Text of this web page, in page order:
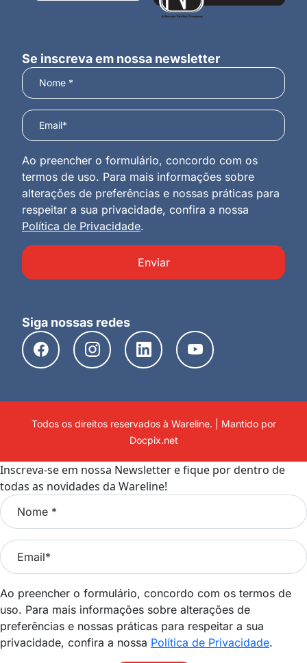
Se inscreva em nossa newsletter
Ao preencher o formulário, concordo com os
termos de uso. Para mais informações sobre
alterações de preferências e nossas práticas para
respeitar a sua privacidade, confira a nossa
Política de Privacidade.
Enviar
Siga nossas redes
Todos os direitos reservados à Wareline. | Mantido por
Docpix.net
Inscreva-se em nossa Newsletter e fique por dentro de
todas as novidades da Wareline!
Ao preencher o formulário, concordo com os termos de
uso. Para mais informações sobre alterações de
preferências e nossas práticas para respeitar a sua
privacidade, confira a nossa Política de Privacidade.